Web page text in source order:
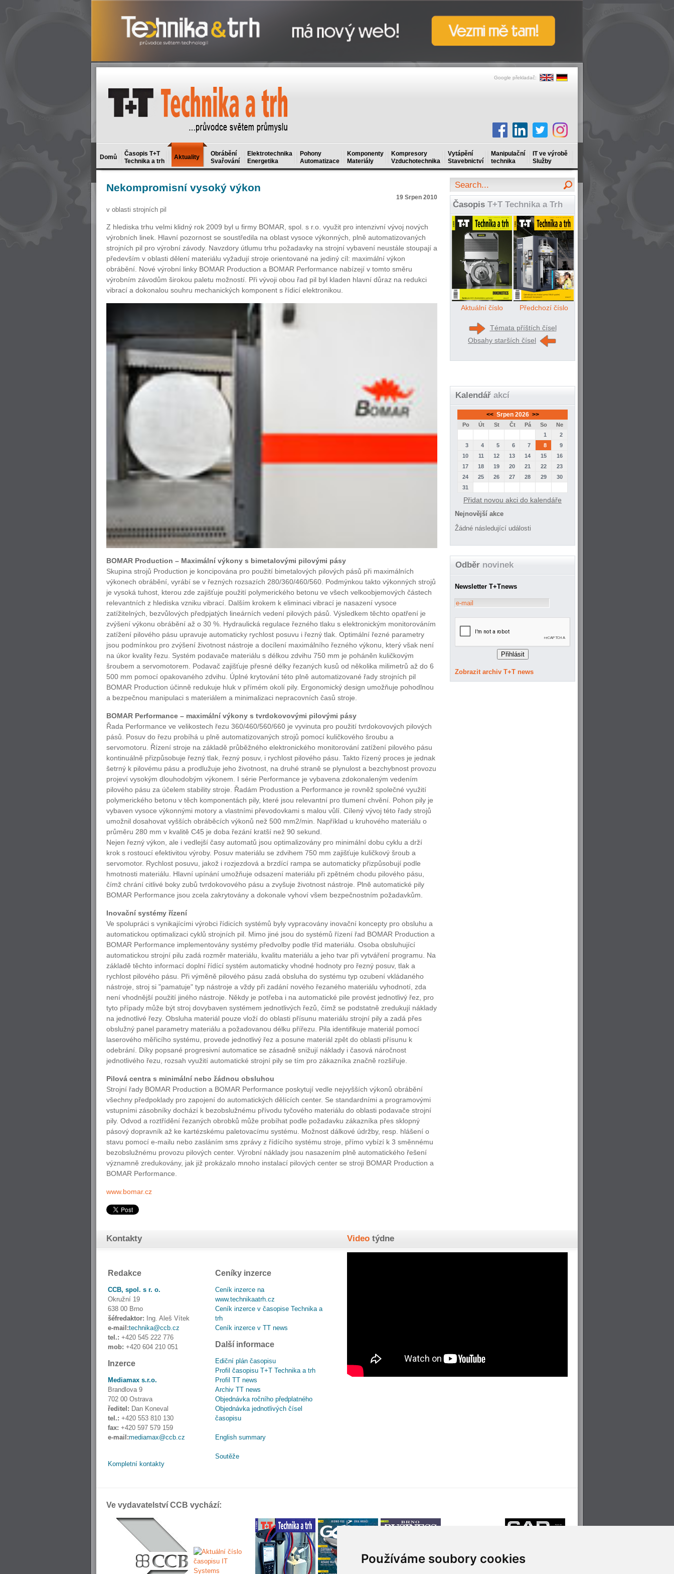
Používáme soubory cookies
Google překladač:
Domů
Časopis T+T
Technika a trh
Aktuality
Obrábění
Svařování
Elektrotechnika
Energetika
Pohony
Automatizace
Komponenty
Materiály
Kompresory
Vzduchotechnika
Vytápění
Stavebnictví
Manipulační
technika
IT ve výrobě
Služby
Nekompromisnívysoký výkon
19 Srpen 2010
v oblasti strojních pil
Z hlediska trhu velmi klidný rok 2009 byl u firmy BOMAR, spol. s r.o. využit pro intenzivní vývoj nových
výrobních linek. Hlavní pozornost se soustředila na oblast vysoce výkonných, plně automatizovaných
strojních pil pro výrobní závody. Navzdory útlumu trhu požadavky na strojní vybavení neustále stoupají a
především v oblasti dělení materiálu vyžadují stroje orientované na jediný cíl: maximální výkon
obrábění. Nové výrobní linky BOMAR Production a BOMAR Performance nabízejí v tomto směru
výrobním závodům širokou paletu možností. Při vývoji obou řad pil byl kladen hlavní důraz na redukci
vibrací a dokonalou souhru mechanických komponent s řídicí elektronikou.
BOMAR Production – Maximální výkony s bimetalovými pilovými pásy
Skupina strojů Production je koncipována pro použití bimetalových pilových pásů při maximálních
výkonech obrábění, vyrábí se v řezných rozsazích 280/360/460/560. Podmýnkou takto výkonných strojů
je vysoká tuhost, kterou zde zajišťuje použití polymerického betonu ve všech velkoobjemových částech
relevantních z hlediska vzniku vibrací. Dalším krokem k eliminaci vibrací je nasazení vysoce
zatížitelných, bezvůlových předpjatých lineárních vedení pilových pásů. Výsledkem těchto opatření je
zvýšení výkonu obrábění až o 30 %. Hydraulická regulace řezného tlaku s elektronickým monitorováním
zatížení pilového pásu upravuje automaticky rychlost posuvu i řezný tlak. Optimální řezné parametry
jsou podmínkou pro zvýšení životnost nástroje a docílení maximálního řezného výkonu, který však není
na úkor kvality řezu. Systém podavače materiálu s délkou zdvihu 750 mm je poháněn kuličkovým
šroubem a servomotorem. Podavač zajišťuje přesné délky řezaných kusů od několika milimetrů až do 6
500 mm pomocí opakovaného zdvihu. Úplné krytování této plně automatizované řady strojních pil
BOMAR Production účinně redukuje hluk v přímém okolí pily. Ergonomický design umožňuje pohodlnou
a bezpečnou manipulaci s materiálem a minimalizaci nepracovních časů stroje.
BOMAR Performance – maximální výkony s tvrdokovovými pilovými pásy
Řada Performance ve velikostech řezu 360/460/560/660 je vyvinuta pro použití tvrdokovových pilových
pásů. Posuv do řezu probíhá u plně automatizovaných strojů pomocí kuličkového šroubu a
servomotoru. Řízení stroje na základě průběžného elektronického monitorování zatížení pilového pásu
kontinuálně přizpůsobuje řezný tlak, řezný posuv, i rychlost pilového pásu. Takto řízený proces je jednak
šetrný k pilovému pásu a prodlužuje jeho životnost, na druhé straně se plynulost a bezchybnost provozu
projeví vysokým dlouhodobým výkonem. I série Performance je vybavena zdokonaleným vedením
pilového pásu za účelem stability stroje. Řadám Produstion a Performance je rovněž společné využití
polymerického betonu v těch komponentách pily, které jsou relevantní pro tlumení chvění. Pohon pily je
vybaven vysoce výkonnými motory a vlastními převodovkami s malou vůlí. Cílený vývoj této řady strojů
umožnil dosahovat vyšších obráběcích výkonů než 500 mm2/min. Například u kruhového materiálu o
průměru 280 mm v kvalitě C45 je doba řezání kratší než 90 sekund.
Nejen řezný výkon, ale i vedlejší časy automatů jsou optimalizovány pro minimální dobu cyklu a drží
krok s rostoucí efektivitou výroby. Posuv materiálu se zdvihem 750 mm zajišťuje kuličkový šroub a
servomotor. Rychlost posuvu, jakož i rozjezdová a brzdící rampa se automaticky přizpůsobují podle
hmotnosti materiálu. Hlavní upínání umožňuje odsazení materiálu při zpětném chodu pilového pásu,
čímž chrání citlivé boky zubů tvrdokovového pásu a zvyšuje životnost nástroje. Plně automatické pily
BOMAR Performance jsou zcela zakrytovány a dokonale vyhoví všem bezpečnostním požadavkům.
Inovační systémy řízení
Ve spolupráci s vynikajícími výrobci řídicích systémů byly vypracovány inovační koncepty pro obsluhu a
automatickou optimalizaci cyklů strojních pil. Mimo jiné jsou do systémů řízení řad BOMAR Production a
BOMAR Performance implementovány systémy předvolby podle tříd materiálu. Osoba obsluhující
automatickou strojní pilu zadá rozměr materiálu, kvalitu materiálu a jeho tvar při vytváření programu. Na
základě těchto informací doplní řídící systém automaticky vhodné hodnoty pro řezný posuv, tlak a
rychlost pilového pásu. Při výměně pilového pásu zadá obsluha do systému typ ozubení vkládaného
nástroje, stroj si "pamatuje" typ nástroje a vždy při zadání nového řezaného materiálu vyhodnotí, zda
není vhodnější použití jiného nástroje. Někdy je potřeba i na automatické pile provést jednotlivý řez, pro
tyto případy může být stroj dovybaven systémem jednotlivých řezů, čímž se podstatně zredukují náklady
na jednotlivé řezy. Obsluha materiál pouze vloží do oblasti přísunu materiálu strojní pily a zadá přes
obslužný panel parametry materiálu a požadovanou délku přířezu. Pila identifikuje materiál pomocí
laserového měřicího systému, provede jednotlivý řez a posune materiál zpět do oblasti přísunu k
odebrání. Díky popsané progresivní automatice se zásadně snižují náklady i časová náročnost
jednotlivého řezu, rozsah využití automatické strojní pily se tím pro zákazníka značně rozšiřuje.
Pilová centra s minimální nebo žádnou obsluhou
Strojní řady BOMAR Production a BOMAR Performance poskytují vedle nejvyšších výkonů obrábění
všechny předpoklady pro zapojení do automatických dělících center. Se standardními a programovými
vstupními zásobníky dochází k bezobslužnému přívodu tyčového materiálu do oblasti podavače strojní
pily. Odvod a roztřídění řezaných obrobků může probíhat podle požadavku zákazníka přes sklopný
pásový dopravník až ke kartézskému paletovacímu systému. Možnost dálkové údržby, resp. hlášení o
stavu pomocí e-mailu nebo zasláním sms zprávy z řídícího systému stroje, přímo vybízí k 3 směnnému
bezobslužnému provozu pilových center. Výrobní náklady jsou nasazením plně automatického řešení
významně zredukovány, jak již prokázalo mnoho instalací pilových center se stroji BOMAR Production a
BOMAR Performance.
www.bomar.cz
Časopis T+T Technika a Trh
Aktuální číslo Předchozí číslo
Témata příštích čísel
Obsahy starších čísel
Kalendář akcí
<< Srpen 2026 >>
Po Út St Čt Pá So
Ne
1
2
3
4 5 6 7 8
9
10
11 12 13 14 15
16
17
18 19 20 21 22
23
24
25 26 27 28 29
30
31
Přidat novou akci do kalendáře
Nejnovější akce
Žádné následující události
Odběr novinek
Newsletter T+Tnews
Zobrazit archiv T+T news
Kontakty
Redakce
CCB, spol. s r. o.
Okružní 19
638 00 Brno
šéfredaktor: Ing. Aleš Vítek
e-mail:technika@ccb.cz
tel.: +420 545 222 776
mob: +420 604 210 051
Inzerce
Mediamax s.r.o.
Brandlova 9
702 00 Ostrava
ředitel: Dan Koneval
tel.: +420 553 810 130
fax: +420 597 579 159
e-mail:mediamax@ccb.cz
Kompletní kontakty
Ceníky inzerce
Ceník inzerce na
www.technikaatrh.cz
Ceník inzerce v časopise Technika a
trh
Ceník inzerce v TT news
Další informace
Ediční plán časopisu
Profil časopisu T+T Technika a trh
Profil TT news
Archiv TT news
Objednávka ročního předplatného
Objednávka jednotlivých čísel
časopisu
English summary
Soutěže
Video týdne
Ve vydavatelství CCB vychází: